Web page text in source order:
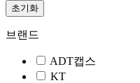
초기화
브랜드
ADT캡스
KT